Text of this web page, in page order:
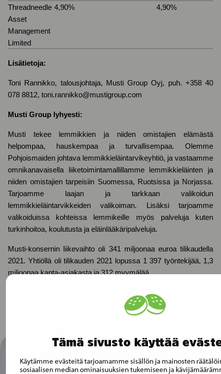
Tämä sivusto käyttää
Käytämme evästeitä tarjoamamme sisällön ja mainosten
sosiaalisen median ominaisuuksien tukemiseen ja
Threadneedle
Asset
Management
Limited
4,90% 4,90%
Lisätietoja:
Toni Rannikko, talousjohtaja, Musti Group Oyj, puh. +358 40
078 8812, toni.rannikko@mustigroup.com
Musti Group lyhyesti:
Musti tekee lemmikkien ja niiden omistajien elämästä
helpompaa, hauskempaa ja turvallisempaa. Olemme
Pohjoismaiden johtava lemmikkieläintarvikeyhtiö, ja vastaamme
omnikanavaisella liiketoimintamallillamme lemmikkieläinten ja
niiden omistajien tarpeisiin Suomessa, Ruotsissa ja Norjassa.
Tarjoamme laajan ja tarkkaan valikoidun
lemmikkieläintarvikkeiden valikoiman. Lisäksi tarjoamme
valikoiduissa kohteissa lemmikeille myös palveluja kuten
turkinhoitoa, koulutusta ja eläinlääkäripalveluja.
Musti-konsernin liikevaihto oli 341 miljoonaa euroa tilikaudella
2021. Yhtiöllä oli tilikauden 2021 lopussa 1 397 työntekijää, 1,3
miljoonaa kanta-asiakasta ja 312 myymälää.